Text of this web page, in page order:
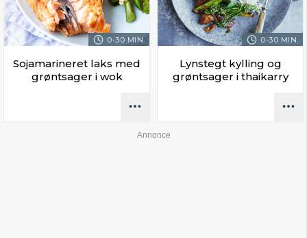
0-30 MIN.
Sojamarineret laks med
grøntsager i wok
0-30 MIN.
Lynstegt kylling og
grøntsager i thaikarry